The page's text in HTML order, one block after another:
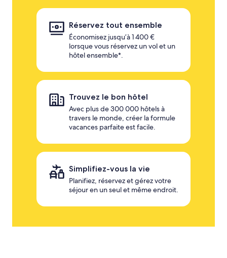
Réservez tout ensemble
Économisez jusqu’à 1 400 €
lorsque vous réservez un vol et un
hôtel ensemble*.
Trouvez le bon hôtel
Avec plus de 300 000 hôtels à
travers le monde, créer la formule
vacances parfaite est facile.
Simplifiez-vous la vie
Planifiez, réservez et gérez votre
séjour en un seul et même endroit.